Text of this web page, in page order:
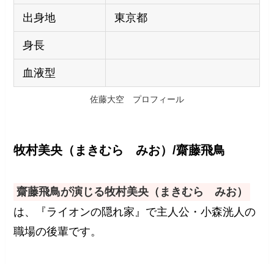
出身地 東京都
身長
血液型
佐藤大空 プロフィール
牧村美央（まきむら みお）/齋藤飛鳥
齋藤飛鳥が演じる牧村美央（まきむら みお）
は、『ライオンの隠れ家』で主人公・小森洸人の
職場の後輩です。